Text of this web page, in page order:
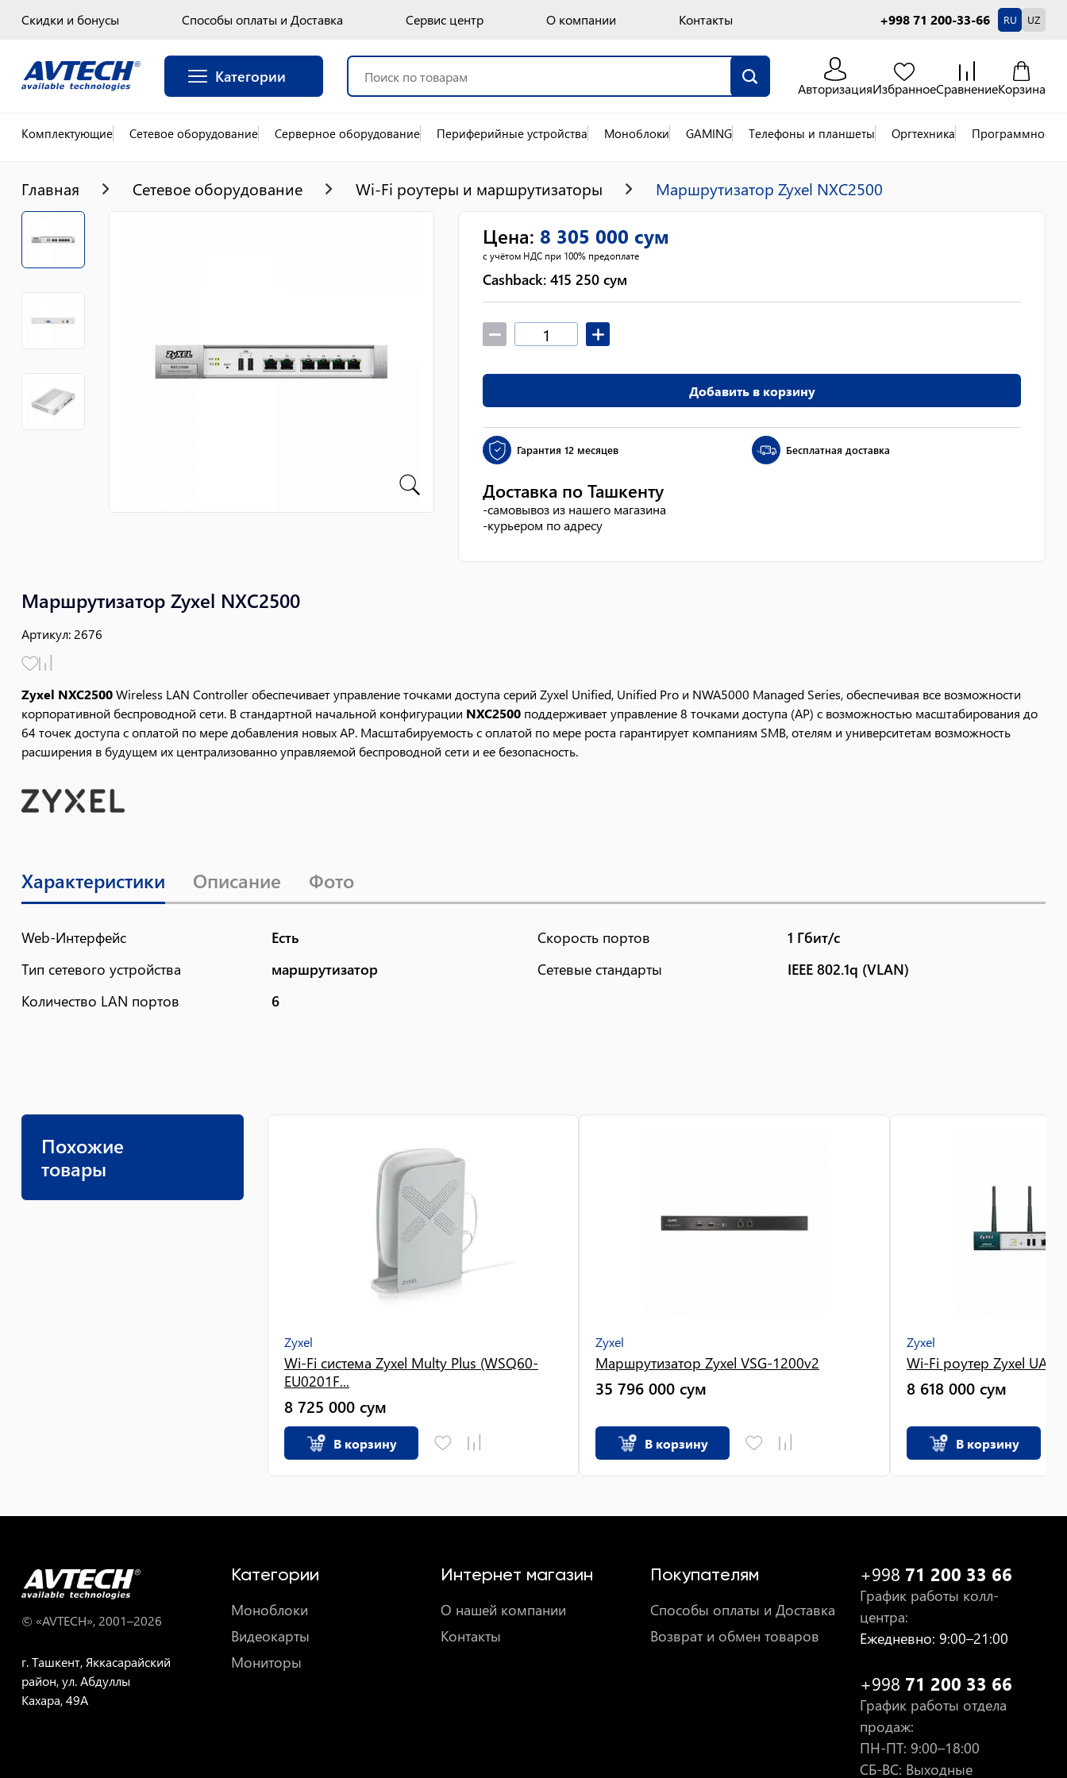
Скидки и бонусы Способы оплаты и Доставка Сервис центр О компании Контакты +998 71 200-33-66 RU UZ
Категории
АвторизацияИзбранноеСравнениеКорзина
Комплектующие Сетевое оборудование Серверное оборудование Периферийные устройства Моноблоки GAMING Телефоны и планшеты Оргтехника Программное
Главная Сетевое оборудование Wi-Fi роутеры и маршрутизаторы Маршрутизатор Zyxel NXC2500
Маршрутизатор Zyxel NXC2500
Артикул: 2676
Zyxel NXC2500Wireless LAN Controller обеспечивает управление точками доступа серий Zyxel Unified, Unified Pro и NWA5000 Managed Series, обеспечивая все возможности
корпоративной беспроводной сети. В стандартной начальной конфигурации NXC2500 поддерживает управление 8 точками доступа (AP) с возможностью масштабирования до
64 точек доступа с оплатой по мере добавления новых AP. Масштабируемость с оплатой по мере роста гарантирует компаниям SMB, отелям и университетам возможность
расширения в будущем их централизованно управляемой беспроводной сети и ее безопасность.
Цена: 8 305 000 сум
с учётом НДС при 100% предоплате
Cashback: 415 250 сум
Добавить в корзину
Гарантия 12 месяцев Бесплатная доставка
Доставка по Ташкенту
-самовывоз из нашего магазина
-курьером по адресу
Характеристики Описание Фото
Web-Интерфейс Есть Скорость портов
1 Гбит/с
Тип сетевого устройства
маршрутизатор Сетевые стандарты
IEEE 802.1q (VLAN)
Количество LAN портов
6
Похожие
товары
Zyxel
Wi-Fi система Zyxel Multy Plus (WSQ60-
EU0201F...
8 725 000 сум
В корзину
Zyxel
Маршрутизатор Zyxel VSG-1200v2
35 796 000 сум
В корзину
Zyxel
Wi-Fi роутер Zyxel
8 618 000 сум
В корзину
© «AVTECH», 2001–2026
г. Ташкент, Яккасарайский
район, ул. Абдуллы
Кахара, 49A
Категории
Моноблоки
Видеокарты
Мониторы
Интернет магазин
О нашей компании
Контакты
Покупателям
Способы оплаты и Доставка
Возврат и обмен товаров
+998 71 200 33 66
График работы колл-
центра:
Ежедневно: 9:00–21:00
+998 71 200 33 66
График работы отдела
продаж:
ПН-ПТ: 9:00–18:00
СБ-ВС: Выходные